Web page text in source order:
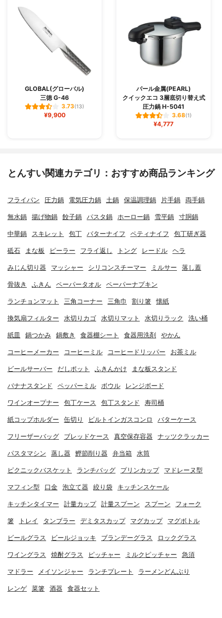
GLOBAL(グローバル)
三徳 G-46
3.73(13)
¥9,900
パール金属(PEARL)
クイックエコ 3層底切り替え式
圧力鍋 H-5041
3.68(1)
¥4,777
とんすい関連カテゴリ：おすすめ商品ランキング
フライパン 圧力鍋 電気圧力鍋 土鍋 保温調理鍋 片手鍋 両手鍋
無水鍋 揚げ物鍋 餃子鍋 パスタ鍋 ホーロー鍋 雪平鍋 寸胴鍋
中華鍋 スキレット 包丁 バターナイフ ペティナイフ 包丁研ぎ器
砥石 まな板 ピーラー フライ返し トング レードル ヘラ
みじん切り器 マッシャー シリコンスチーマー ミルサー 落し蓋
骨抜き ふきん ペーパータオル ペーパーナプキン
ランチョンマット 三角コーナー 三角巾 割り箸 懐紙
換気扇フィルター 水切りカゴ 水切りマット 水切りラック 洗い桶
紙皿 鍋つかみ 鍋敷き 食器棚シート 食器用洗剤 やかん
コーヒーメーカー コーヒーミル コーヒードリッパー お茶ミル
ビールサーバー だしポット ふきんかけ まな板スタンド
バナナスタンド ペッパーミル ボウル レンジボード
ワインオープナー 包丁ケース 包丁スタンド 寿司桶
紙コップホルダー 缶切り ビルトインガスコンロ バターケース
フリーザーバッグ ブレッドケース 真空保存容器 ナッツクラッカー
パスタマシン 蒸し器 鰹節削り器 弁当箱 水筒
ピクニックバスケット ランチバッグ プリンカップ マドレーヌ型
マフィン型 口金 泡立て器 絞り袋 キッチンスケール
キッチンタイマー 計量カップ 計量スプーン スプーン フォーク
箸 トレイ タンブラー デミタスカップ マグカップ マグボトル
ビールグラス ビールジョッキ ブランデーグラス ロックグラス
ワイングラス 焼酎グラス ピッチャー ミルクピッチャー 急須
マドラー メイソンジャー ランチプレート ラーメンどんぶり
レンゲ 菜箸 酒器 食器セット